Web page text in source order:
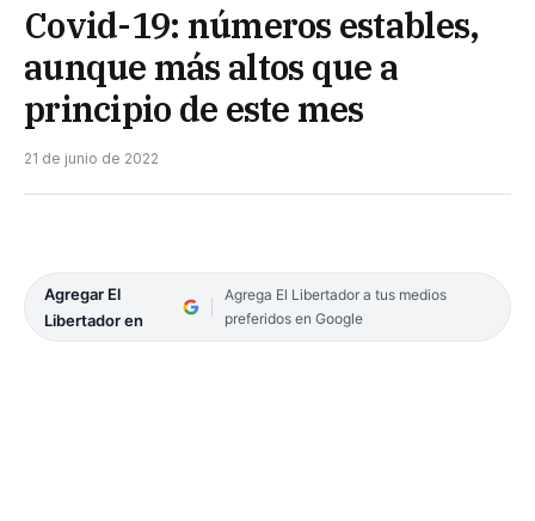
Covid-19: números estables,
aunque más altos que a
principio de este mes
21 de junio de 2022
Agregar El
Libertador en
Agrega El Libertador a tus medios
preferidos en Google